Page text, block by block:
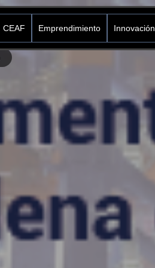
CEAF Emprendimiento Innovación